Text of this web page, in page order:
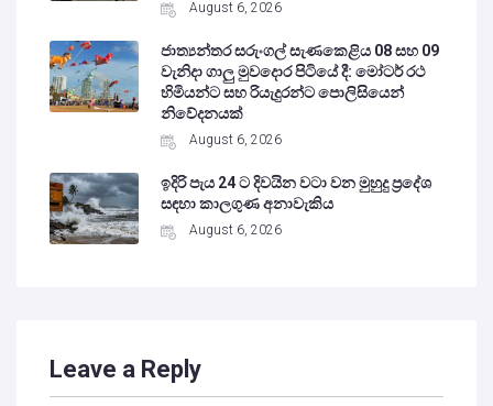
August 6, 2026
ජාත්‍යන්තර සරුංගල් සැණකෙළිය 08 සහ 09
වැනිදා ගාලු මුවදොර පිටියේ දී: මෝටර් රථ
හිමියන්ට සහ රියැදුරන්ට පොලිසියෙන්
නිවේදනයක්
August 6, 2026
ඉදිරි පැය 24 ට දිවයින වටා වන මුහුදු ප්‍රදේශ
සඳහා කාලගුණ අනාවැකිය
August 6, 2026
Leave a Reply